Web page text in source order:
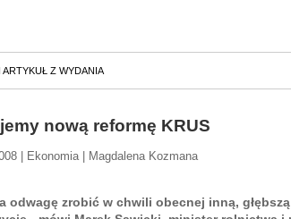
ARTYKUŁ Z WYDANIA
nową reformę KRUS
| Ekonomia | Magdalena Kozmana
odwagę zrobić w chwili obecnej inną,